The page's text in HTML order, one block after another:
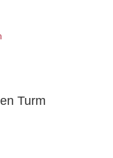
Turm